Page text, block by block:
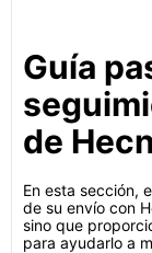
Guía
de
En esta sección,
de su envío con
sino que
para ayudarlo a